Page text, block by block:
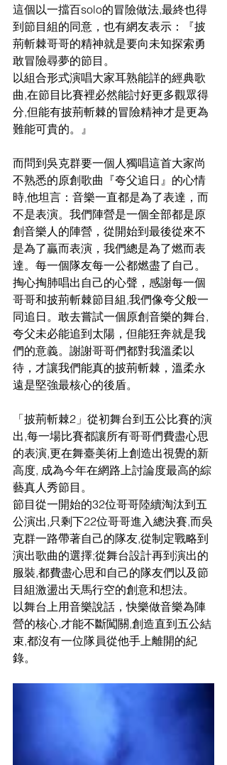
這個以一擋百solo的冒險做法,最終也得
到節目組的同意，也有網友表示：『披
荊斬棘哥哥的精神就是要向未知探索勇
敢冒險尋夢的節目。
以組合形式演唱大家耳熟能詳的經典歌
曲,在節目比賽裡必然能討好更多觀眾得
分,但能有披荊斬棘的冒險精神才是更為
難能可貴的。』
而問到吳克群要一個人獨唱這首大家尚
不熟悉的原創歌曲『夸父追日』的心情
時,他坦言：音樂一直都是為了表達，而
不是表演。我們陣營是一個全部都是原
創音樂人的陣營，從開始到最後從來不
是為了贏而表演，我們總是為了燃而表
達。每一個隊友每一公都燃盡了自己。
掏心掏肺唱出自己的心聲，感謝每一個
哥哥和披荊斬棘節目組,我們像夸父般一
同追日。敢去嘗試一個原創音樂的舞台,
夸父未必能追到太陽，但能狂奔就是我
們的意義。謝謝哥哥們都對我溫柔以
待，才讓我們能真的披荊斬棘，溫柔永
遠是堅強最核心的後盾。
「披荊斬棘2」從初舞台到五公比賽的演
出,每一場比賽都讓所有哥哥們費盡心思
的表演,更在舞臺美術上創造出視覺的新
高度, 成為今年在網路上討論度最高的綜
藝真人秀節目。
節目從一開始的32位哥哥陸續淘汰到五
公演出,只剩下22位哥哥進入總決賽,而吳
克群一路帶著自己的隊友,從制定戰略到
演出歌曲的選擇;從舞台設計再到演出的
服裝,都費盡心思和自己的隊友們以及節
目組激盪出天馬行空的創意和想法。
以舞台上用音樂說話，快樂做音樂為陣
營的核心,才能不斷闖關,創造直到五公結
束,都沒有一位隊員從他手上離開的紀
錄。